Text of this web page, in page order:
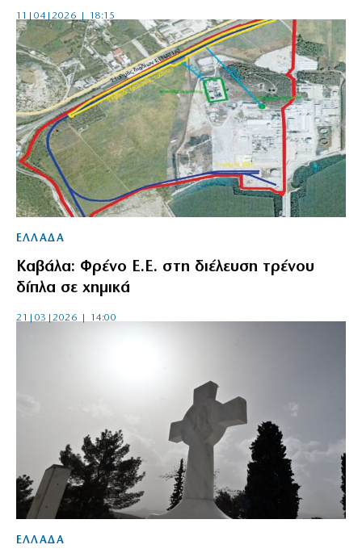
11|04|2026 | 18:15
ΕΛΛΑΔΑ
Καβάλα: Φρένο Ε.Ε. στη διέλευση τρένου
δίπλα σε χημικά
21|03|2026 | 14:00
ΕΛΛΑΔΑ